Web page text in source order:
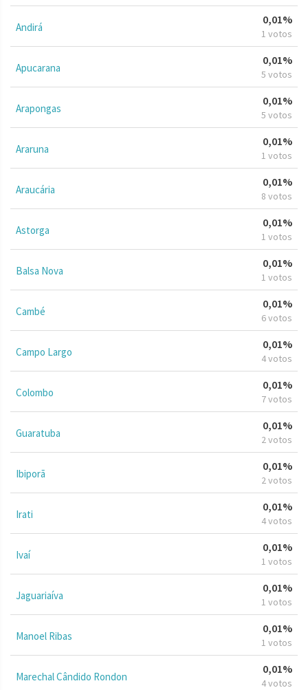
Andirá
0,01%
1 votos
Apucarana
0,01%
5 votos
Arapongas
0,01%
5 votos
Araruna
0,01%
1 votos
Araucária
0,01%
8 votos
Astorga
0,01%
1 votos
Balsa Nova
0,01%
1 votos
Cambé
0,01%
6 votos
Campo Largo
0,01%
4 votos
Colombo
0,01%
7 votos
Guaratuba
0,01%
2 votos
Ibiporã
0,01%
2 votos
Irati
0,01%
4 votos
Ivaí
0,01%
1 votos
Jaguariaíva
0,01%
1 votos
Manoel Ribas
0,01%
1 votos
Marechal Cândido Rondon
0,01%
4 votos